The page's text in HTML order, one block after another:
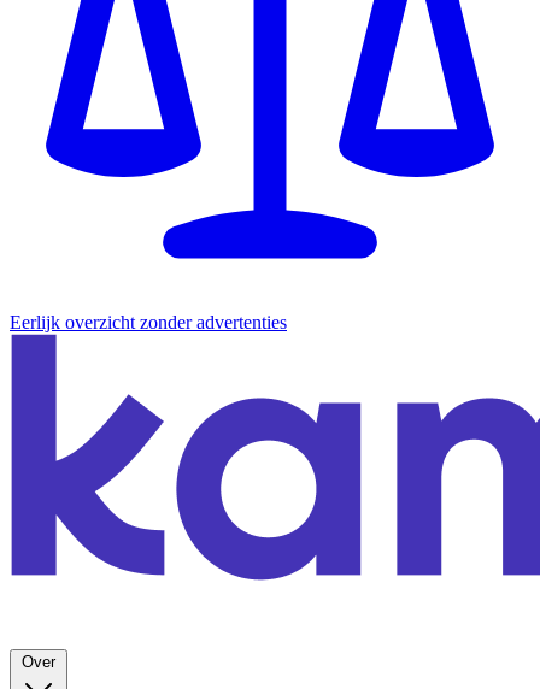
Eerlijk overzicht zonder advertenties
Over